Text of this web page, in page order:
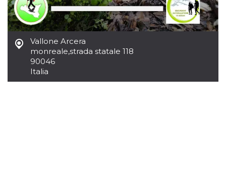
Vallone Arcera
monreale,strada statale 118
90046
Italia